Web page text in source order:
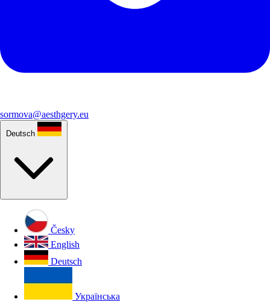
sormova@aesthgery.eu
Deutsch
Česky
English
Deutsch
Українська